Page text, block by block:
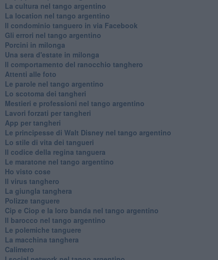
La cultura nel tango argentino
La location nel tango argentino
Il condominio tanguero in via Facebook
Gli errori nel tango argentino
Porcini in milonga
Una sera d'estate in milonga
Il comportamento del ranocchio tanghero
Attenti alle foto
Le parole nel tango argentino
Lo scotoma dei tangheri
Mestieri e professioni nel tango argentino
Lavori forzati per tangheri
App per tangheri
Le principesse di Walt Disney nel tango argentino
Lo stile di vita dei tangueri
Il codice della regina tanguera
Le maratone nel tango argentino
Ho visto cose
Il virus tanghero
La giungla tanghera
Polizze tanguere
Cip e Ciop e la loro banda nel tango argentino
Il barocco nel tango argentino
Le polemiche tanguere
La macchina tanghera
Calimero